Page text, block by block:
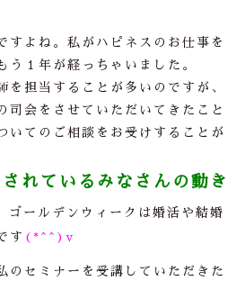
すよね。私がハピネスのお仕事を
う１年が経っちゃいました。
を担当することが多いのですが、
司会をさせていただいてきたこと
いてのご相談をお受けすることが
れているみなさんの動き
ゴールデンウィークは婚活や結婚
す (*^^)v
のセミナーを受講していただきた